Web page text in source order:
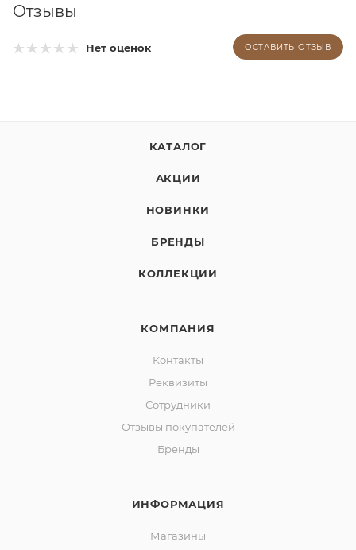
Отзывы
Нет оценок ОСТАВИТЬ ОТЗЫВ
КАТАЛОГ
АКЦИИ
НОВИНКИ
БРЕНДЫ
КОЛЛЕКЦИИ
КОМПАНИЯ
Контакты
Реквизиты
Сотрудники
Отзывы покупателей
Бренды
ИНФОРМАЦИЯ
Магазины